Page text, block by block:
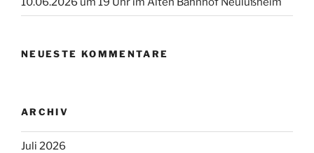
NEUESTE KOMMENTARE
ARCHIV
Juli 2026